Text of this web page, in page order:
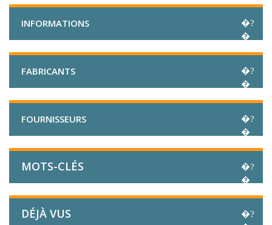
INFORMATIONS
FABRICANTS
FOURNISSEURS
MOTS-CLÉS
DÉJÀ VUS